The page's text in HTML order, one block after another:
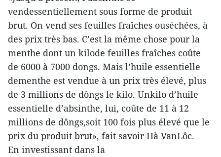
vendessentiellement sous forme de produit
brut. On vend ses feuilles fraîches ouséchées, à
des prix très bas. C’est la même chose pour la
menthe dont un kilode feuilles fraîches coûte
de 6000 à 7000 dongs. Mais l’huile essentielle
dementhe est vendue à un prix très élevé, plus
de 3 millions de dôngs le kilo. Unkilo d’huile
essentielle d’absinthe, lui, coûte de 11 à 12
millions de dôngs,soit 100 fois plus élevé que le
prix du produit brut», fait savoir Hà VanLôc.
En investissant dans la